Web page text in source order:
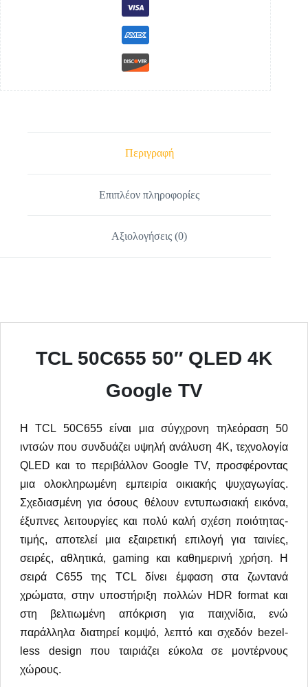
Περιγραφή
Επιπλέον πληροφορίες
Αξιολογήσεις (0)
TCL 50C655 50″ QLED 4K
Google TV
Η TCL 50C655 είναι μια σύγχρονη τηλεόραση 50
ιντσών που συνδυάζει υψηλή ανάλυση 4K, τεχνολογία
QLED και το περιβάλλον Google TV, προσφέροντας
μια ολοκληρωμένη εμπειρία οικιακής ψυχαγωγίας.
Σχεδιασμένη για όσους θέλουν εντυπωσιακή εικόνα,
έξυπνες λειτουργίες και πολύ καλή σχέση ποιότητας-
τιμής, αποτελεί μια εξαιρετική επιλογή για ταινίες,
σειρές, αθλητικά, gaming και καθημερινή χρήση. Η
σειρά C655 της TCL δίνει έμφαση στα ζωντανά
χρώματα, στην υποστήριξη πολλών HDR format και
στη βελτιωμένη απόκριση για παιχνίδια, ενώ
παράλληλα διατηρεί κομψό, λεπτό και σχεδόν bezel-
less design που ταιριάζει εύκολα σε μοντέρνους
χώρους.